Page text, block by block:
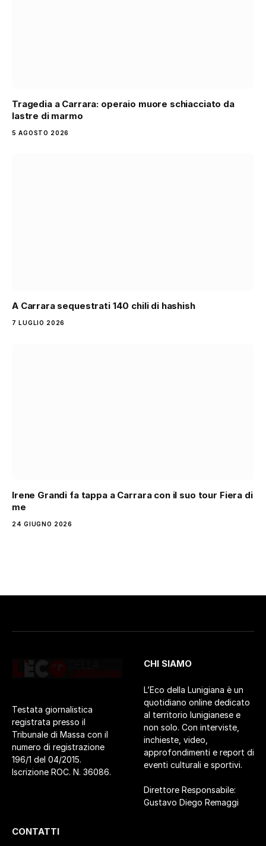
Tragedia a Carrara: operaio muore schiacciato da
lastre di marmo
5 AGOSTO 2026
A Carrara sequestrati 140 chili di hashish
7 LUGLIO 2026
Irene Grandi fa tappa a Carrara con il suo tour Fiera di
me
24 GIUGNO 2026
Testata giornalistica
registrata presso il
Tribunale di Massa con il
numero di registrazione
196/1 del 04/2015.
Iscrizione ROC. N. 36086.
CHI SIAMO
L’Eco della Lunigiana è un
quotidiano online dedicato
al territorio lunigianese e
non solo. Con interviste,
inchieste, video,
approfondimenti e report di
eventi culturali e sportivi.
Direttore Responsabile:
Gustavo Diego Remaggi
CONTATTI